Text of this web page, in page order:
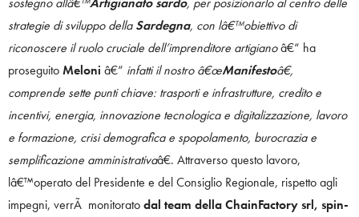
strategie di sviluppo dellaSardegna, con lâ€™obiettivo di
riconoscere il ruolo cruciale dell’imprenditore artigianoâ€“ ha
proseguitoMeloni â€“ infatti il nostro â€œManifestoâ€,
comprende sette punti chiave: trasporti e infrastrutture, credito e
incentivi, energia, innovazione tecnologica e digitalizzazione, lavoro
e formazione, crisi demografica e spopolamento, burocrazia e
semplificazione amministrativaâ€. Attraverso questo lavoro,
lâ€™operato del Presidente e del Consiglio Regionale, rispetto agli
impegni, verrÃ monitoratodal team dellaChainFactory srl, spin-